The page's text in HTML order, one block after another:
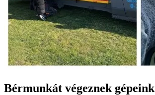
Bérmunkát végeznek gépeink